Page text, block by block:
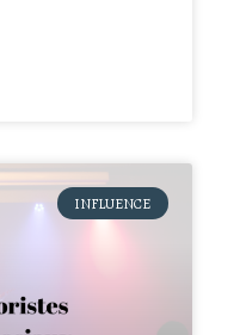
INFLUENCE